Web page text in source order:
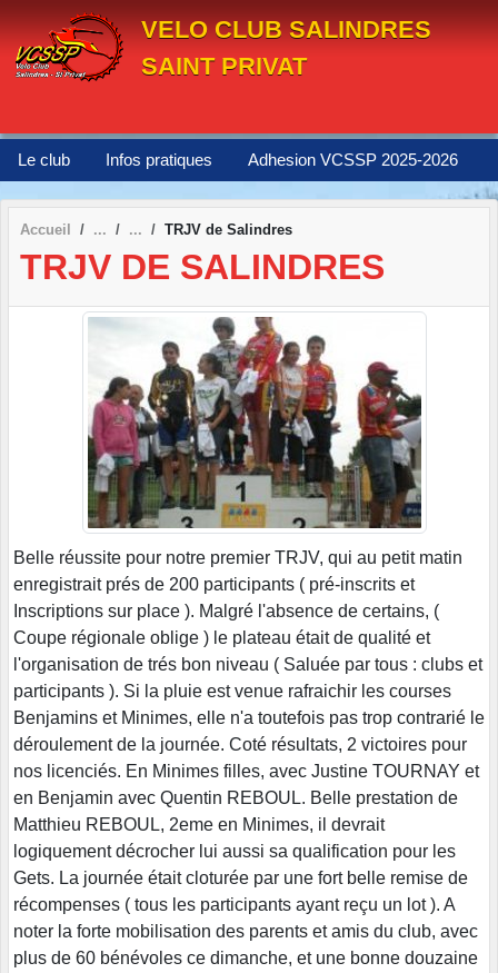
VELO CLUB SALINDRES
SAINT PRIVAT
Le club Infos pratiques Adhesion VCSSP 2025-2026
Accueil TRJV de Salindres
TRJV DE SALINDRES
Belle réussite pour notre premier TRJV, qui au petit matin
enregistrait prés de 200 participants ( pré-inscrits et
Inscriptions sur place ). Malgré l'absence de certains, (
Coupe régionale oblige ) le plateau était de qualité et
l'organisation de trés bon niveau ( Saluée par tous : clubs et
participants ). Si la pluie est venue rafraichir les courses
Benjamins et Minimes, elle n'a toutefois pas trop contrarié le
déroulement de la journée. Coté résultats, 2 victoires pour
nos licenciés. En Minimes filles, avec Justine TOURNAY et
en Benjamin avec Quentin REBOUL. Belle prestation de
Matthieu REBOUL, 2eme en Minimes, il devrait
logiquement décrocher lui aussi sa qualification pour les
Gets. La journée était cloturée par une fort belle remise de
récompenses ( tous les participants ayant reçu un lot ). A
noter la forte mobilisation des parents et amis du club, avec
plus de 60 bénévoles ce dimanche, et une bonne douzaine
Panneau de gestion des cookies